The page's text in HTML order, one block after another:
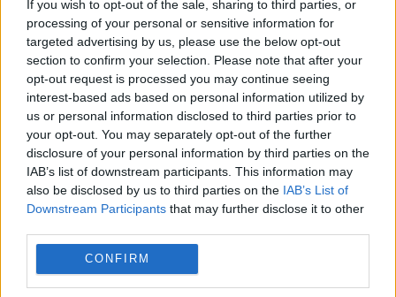
If you wish to opt-out of the sale, sharing to third parties, or
processing of your personal or sensitive information for
targeted advertising by us, please use the below opt-out
section to confirm your selection. Please note that after your
opt-out request is processed you may continue seeing
interest-based ads based on personal information utilized by
us or personal information disclosed to third parties prior to
your opt-out. You may separately opt-out of the further
disclosure of your personal information by third parties on the
IAB’s list of downstream participants. This information may
also be disclosed by us to third parties on the IAB’s List of
Downstream Participants that may further disclose it to other
CONFIRM
εθνικού μέσου όρου».
Επιπλέον, τον Σεπτέμβριο θα ακολουθήσουν
δύο νέα καθεστώτα για την καινοτομία και την
κοινωνική επιχειρηματικότητα.
«Πρέπει να κάνουμε τα πάντα για να στηρίξουμε
την ανάπτυξη και να κρατηθεί ο πληθυσμός στην
περιφέρεια και για αυτό έχουμε ολοκληρωμένη
στρατηγική, που συμβάλλει στην ενίσχυση του
διαθέσιμου εισοδήματος των οικογενειών
υπουργός.
Ερωτηθείς για τον πληθωρισμό τροφίμων